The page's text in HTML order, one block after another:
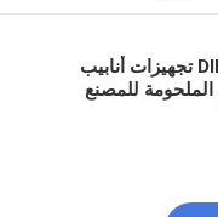
DIN2516 ST45.8 تجهيزات أنابيب
الملحومة للمصنع